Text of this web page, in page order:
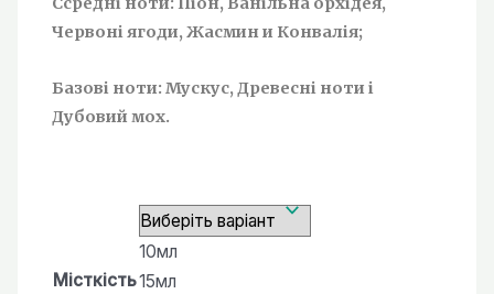
Червоні ягоди, Жасмин и Конвалія;
Базові ноти: Мускус, Древесні ноти і
Дубовий мох.
Місткість
10мл
15мл